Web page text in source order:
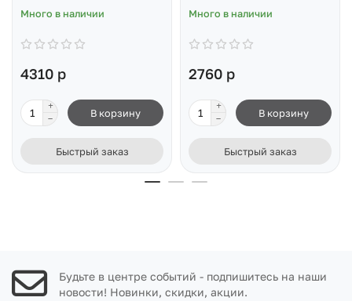
Много в наличии
4310 р
В корзину
Быстрый заказ
Много в наличии
2760 р
В корзину
Быстрый заказ
Будьте в центре событий - подпишитесь на наши
новости! Новинки, скидки, акции.